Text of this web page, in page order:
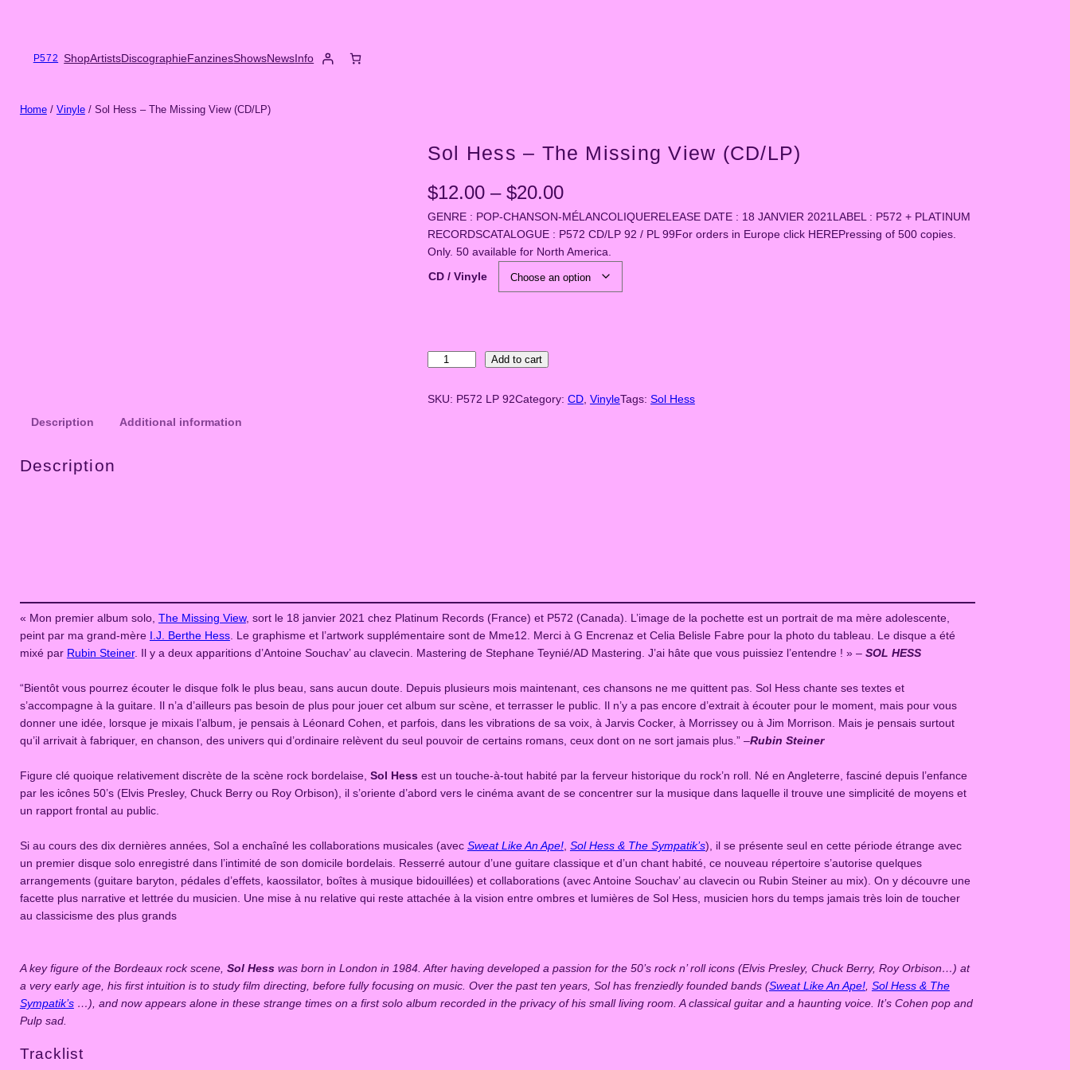
P572 ShopArtistsDiscographieFanzinesShowsNewsInfo
Home/ Vinyle/ Sol Hess – The Missing View (CD/LP)
Sol Hess – The Missing View (CD/LP)
$12.00 – $20.00P
r
i
c
n
.
0
t
h
o
g
h
0
.
GENRE : POP-CHANSON-MÉLANCOLIQUERELEASE DATE : 18 JANVIER 2021LABEL : P572 + PLATINUM
RECORDSCATALOGUE : P572 CD/LP 92 / PL 99For orders in Europe click HEREPressing of 500 copies.
Only. 50 available for North America.
CD / Vinyle
l
s
i
n
g
i
e
w
(
D
/
)
q
u
a
t
y
Add to cart
SKU: P572 LP 92Category: CD, VinyleTags: Sol Hess
Description
Additional information
Description
« Mon premier album solo, The Missing View, sort le 18 janvier 2021 chez Platinum Records (France) et P572 (Canada). L’image de la pochette est un portrait de ma mère adolescente,
peint par ma grand-mère I.J. Berthe Hess. Le graphisme et l’artwork supplémentaire sont de Mme12. Merci à G Encrenaz et Celia Belisle Fabre pour la photo du tableau. Le disque a été
mixé par Rubin Steiner. Il y a deux apparitions d’Antoine Souchav’ au clavecin. Mastering de Stephane Teynié/AD Mastering. J’ai hâte que vous puissiez l’entendre ! » – SOL HESS
“Bientôt vous pourrez écouter le disque folk le plus beau, sans aucun doute. Depuis plusieurs mois maintenant, ces chansons ne me quittent pas. Sol Hess chante ses textes et
s’accompagne à la guitare. Il n’a d’ailleurs pas besoin de plus pour jouer cet album sur scène, et terrasser le public. Il n’y a pas encore d’extrait à écouter pour le moment, mais pour vous
donner une idée, lorsque je mixais l’album, je pensais à Léonard Cohen, et parfois, dans les vibrations de sa voix, à Jarvis Cocker, à Morrissey ou à Jim Morrison. Mais je pensais surtout
qu’il arrivait à fabriquer, en chanson, des univers qui d’ordinaire relèvent du seul pouvoir de certains romans, ceux dont on ne sort jamais plus.” –Rubin Steiner
Figure clé quoique relativement discrète de la scène rock bordelaise, Sol Hess est un touche-à-tout habité par la ferveur historique du rock’n roll. Né en Angleterre, fasciné depuis l’enfance
par les icônes 50’s (Elvis Presley, Chuck Berry ou Roy Orbison), il s’oriente d’abord vers le cinéma avant de se concentrer sur la musique dans laquelle il trouve une simplicité de moyens et
un rapport frontal au public.
Si au cours des dix dernières années, Sol a enchaîné les collaborations musicales (avec Sweat Like An Ape!, Sol Hess & The Sympatik’s), il se présente seul en cette période étrange avec
un premier disque solo enregistré dans l’intimité de son domicile bordelais. Resserré autour d’une guitare classique et d’un chant habité, ce nouveau répertoire s’autorise quelques
arrangements (guitare baryton, pédales d’effets, kaossilator, boîtes à musique bidouillées) et collaborations (avec Antoine Souchav’ au clavecin ou Rubin Steiner au mix). On y découvre une
facette plus narrative et lettrée du musicien. Une mise à nu relative qui reste attachée à la vision entre ombres et lumières de Sol Hess, musicien hors du temps jamais très loin de toucher
au classicisme des plus grands
A key figure of the Bordeaux rock scene, Sol Hesswas born in London in 1984. After having developed a passion for the 50’s rock n’ roll icons (Elvis Presley, Chuck Berry, Roy Orbison…) at
a very early age, his first intuition is to study film directing, before fully focusing on music. Over the past ten years, Sol has frenziedly founded bands (Sweat Like An Ape!, Sol Hess & The
Sympatik’s…), and now appears alone in these strange times on a first solo album recorded in the privacy of his small living room. A classical guitar and a haunting voice. It’s Cohen pop and
Pulp sad.
Tracklist